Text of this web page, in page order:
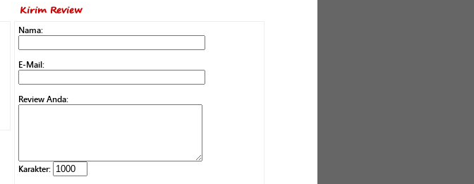
Kirim Review
Nama:
E-Mail:
Review Anda:
Karakter: